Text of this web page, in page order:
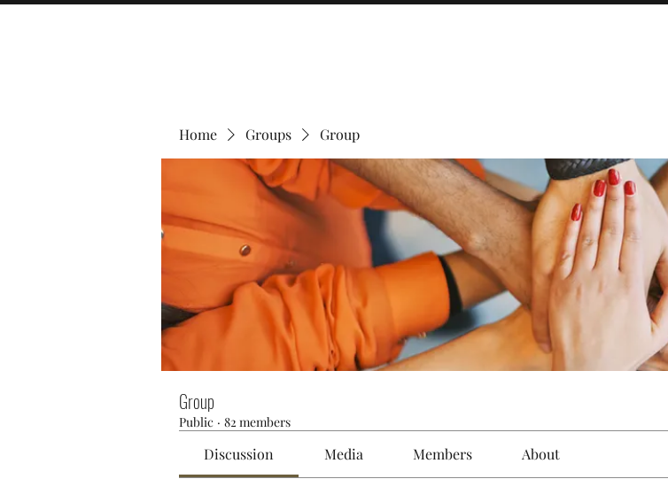
Home Groups Group
Group
Public · 82 members
Discussion Media Members About